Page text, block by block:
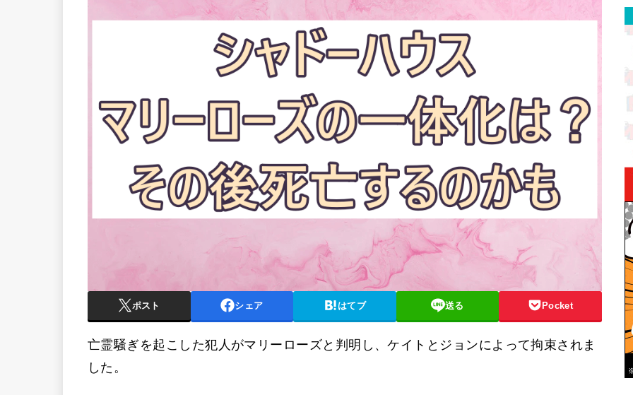
ポスト シェア はてブ 送る Pocket
亡霊騒ぎを起こした犯人がマリーローズと判明し、ケイトとジョンによって拘束されま
した。